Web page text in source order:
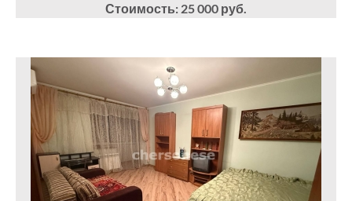
Стоимость: 25 000 руб.